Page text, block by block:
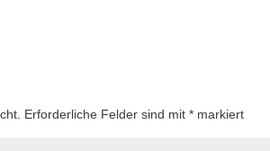
Erforderliche Felder sind mit* markiert